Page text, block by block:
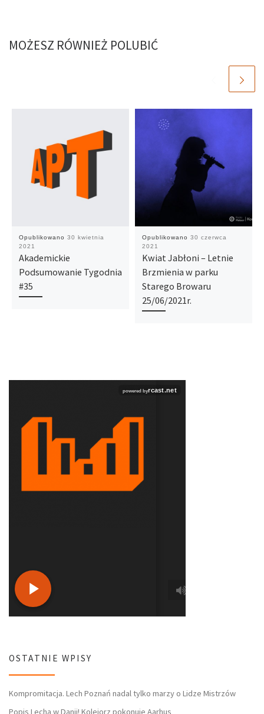
MOŻESZ RÓWNIEŻ POLUBIĆ
Opublikowano 30 kwietnia
2021
Akademickie
Podsumowanie Tygodnia
#35
Opublikowano 30 czerwca
2021
Kwiat Jabłoni – Letnie
Brzmienia w parku
Starego Browaru
25/06/2021r.
OSTATNIE WPISY
Kompromitacja. Lech Poznań nadal tylko marzy o Lidze Mistrzów
Popis Lecha w Danii! Kolejorz pokonuje Aarhus